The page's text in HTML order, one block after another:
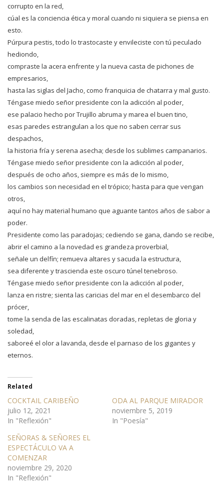
corrupto en la red,
cúal es la conciencia ética y moral cuando ni siquiera se piensa en
esto.
Púrpura pestis, todo lo trastocaste y envileciste con tú peculado
hediondo,
compraste la acera enfrente y la nueva casta de pichones de
empresarios,
hasta las siglas del Jacho, como franquicia de chatarra y mal gusto.
Téngase miedo señor presidente con la adicción al poder,
ese palacio hecho por Trujillo abruma y marea el buen tino,
esas paredes estrangulan a los que no saben cerrar sus
despachos,
la historia fría y serena asecha; desde los sublimes campanarios.
Téngase miedo señor presidente con la adicción al poder,
después de ocho años, siempre es más de lo mismo,
los cambios son necesidad en el trópico; hasta para que vengan
otros,
aquí no hay material humano que aguante tantos años de sabor a
poder.
Presidente como las paradojas; cediendo se gana, dando se recibe,
abrir el camino a la novedad es grandeza proverbial,
señale un delfín; remueva altares y sacuda la estructura,
sea diferente y trascienda este oscuro túnel tenebroso.
Téngase miedo señor presidente con la adicción al poder,
lanza en ristre; sienta las caricias del mar en el desembarco del
prócer,
tome la senda de las escalinatas doradas, repletas de gloria y
soledad,
saboreé el olor a lavanda, desde el parnaso de los gigantes y
eternos.
Related
COCKTAIL CARIBEÑO
julio 12, 2021
In "Reflexión"
ODA AL PARQUE MIRADOR
noviembre 5, 2019
In "Poesía"
SEÑORAS & SEÑORES EL
ESPECTÁCULO VA A
COMENZAR
noviembre 29, 2020
In "Reflexión"